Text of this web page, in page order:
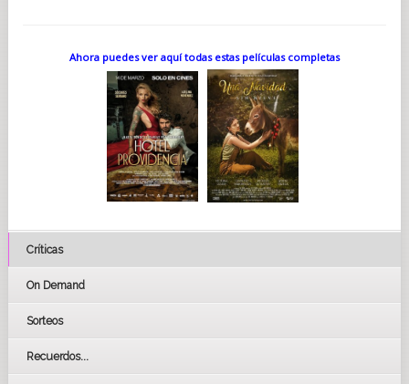
Ahora puedes ver aquí todas estas películas completas
Críticas
On Demand
Sorteos
Recuerdos...